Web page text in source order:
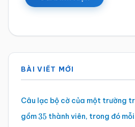
Sidebar
chính
BÀI VIẾT MỚI
Câu lạc bộ cờ của một trường
gồm35 thành viên, trong đó